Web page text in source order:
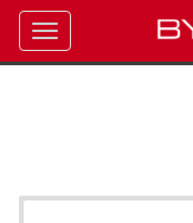
Toggle
navigation